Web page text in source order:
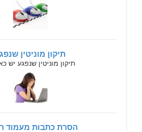
תיקון מוניטין שנפגע
תיקון מוניטין שנפגע יש
הסרת כתבות מעמוד